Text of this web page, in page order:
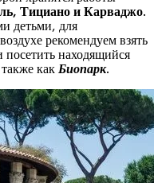
Тициано и Карваджо.
детьми, для
рекомендуем взять
посетить находящийся
как Биопарк.